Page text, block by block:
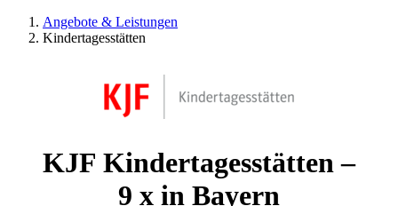
Angebote & Leistungen
Kindertagesstätten
KJF Kindertagesstätten –
9 x in Bayern